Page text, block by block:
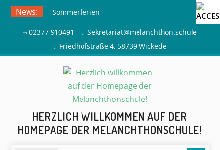
Skip
content
News:
Sommerferien
Ausflug zur Freilichtbühne
Herdringen
02377 910491
Sekretariat@melanchthon.schule
Friedhofstraße 4, 58739 Wickede
HERZLICH WILLKOMMEN AUF DER
HOMEPAGE DER MELANCHTHONSCHULE!